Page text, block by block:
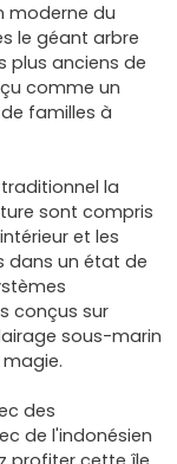
moderne du
le géant arbre
plus anciens de
comme un
familles à
la
sont compris
et les
dans un état de
conçus sur
sous-marin
des
de l'indonésien